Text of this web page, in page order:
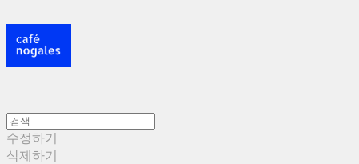
수정하기
삭제하기